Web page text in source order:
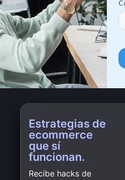
Estrategias de
ecommerce
que sí
funcionan.
Recibe hacks de